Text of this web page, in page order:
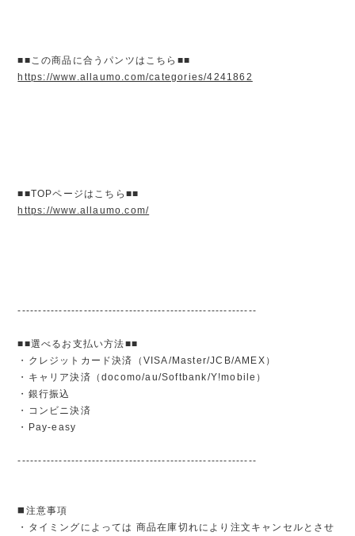
■■この商品に合うパンツはこちら■■
https://www.allaumo.com/categories/4241862
■■TOPページはこちら■■
https://www.allaumo.com/
----------------------------------------------------------
■■選べるお支払い方法■■
・クレジットカード決済（VISA/Master/JCB/AMEX）
・キャリア決済（docomo/au/Softbank/Y!mobile）
・銀行振込
・コンビニ決済
・Pay-easy
----------------------------------------------------------
◼️注意事項
・タイミングによっては 商品在庫切れにより注文キャンセルとさせ